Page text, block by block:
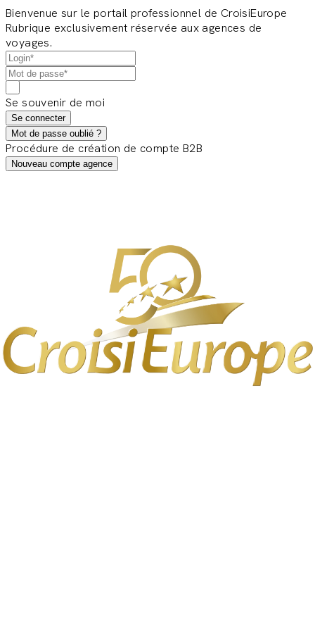
Bienvenue sur le portail professionnel de CroisiEurope
Rubrique exclusivement réservée aux agences de
voyages.
Se souvenir de moi
Se connecter
Mot de passe oublié ?
Procédure de création de compte B2B
Nouveau compte agence